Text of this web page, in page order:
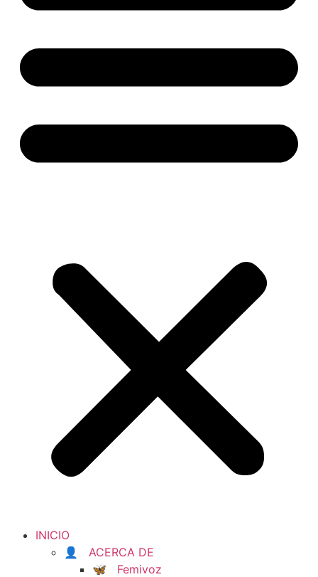
INICIO
👤 ACERCA DE
🦋 Femivoz